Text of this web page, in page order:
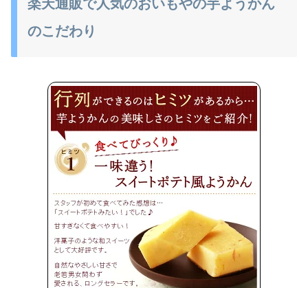
楽天通販で人気のおいもやの芋ようかん
のこだわり